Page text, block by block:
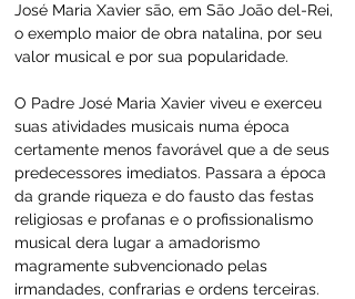
José Maria Xavier são, em São João del-Rei,
o exemplo maior de obra natalina, por seu
valor musical e por sua popularidade.
O Padre José Maria Xavier viveu e exerceu
suas atividades musicais numa época
certamente menos favorável que a de seus
predecessores imediatos. Passara a época
da grande riqueza e do fausto das festas
religiosas e profanas e o profissionalismo
musical dera lugar a amadorismo
magramente subvencionado pelas
irmandades, confrarias e ordens terceiras.